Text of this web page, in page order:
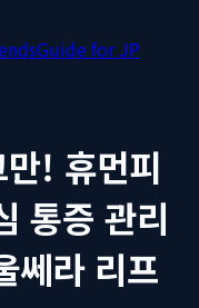
Guide for JP
! 휴먼피
통증 관리
쎄라 리프